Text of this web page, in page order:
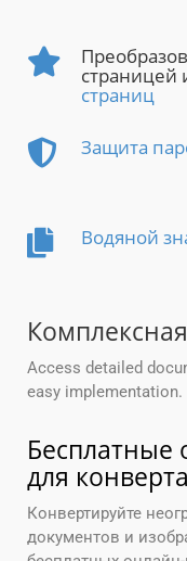
страницей
страниц
Защита
Водяной
Access detailed
easy implementation.
для
Конвертируйте
документов и